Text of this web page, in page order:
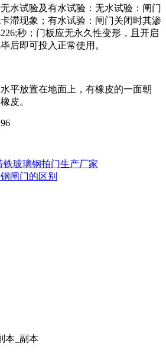
水试验及有水试验：无水试验：闸门
滞现象；有水试验：闸门关闭时其渗
秒；门板应无永久性变形，且开启
后即可投入正常使用。
平放置在地面上，有橡皮的一面朝
皮。
铁玻璃钢拍门生产厂家
闸门的区别